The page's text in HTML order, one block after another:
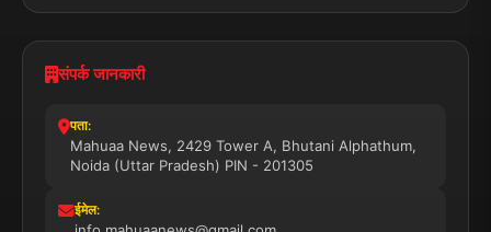
संपर्क जानकारी
पता:
Mahuaa News, 2429 Tower A, Bhutani Alphathum,
Noida (Uttar Pradesh) PIN - 201305
ईमेल: